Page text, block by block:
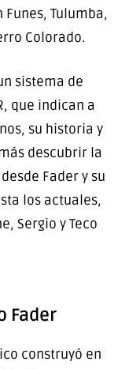
Funes, Tulumba,
Colorado.
sistema de
que indican a
su historia y
descubrir la
Fader y su
los actuales,
Sergio y Teco
Fader
construyó en